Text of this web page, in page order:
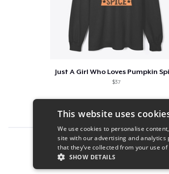
Just A Girl Who Loves Pumpkin
$37
Report this product
This website uses
We use cookies to personalise
site with our advertising and
that they’ve collected from your use
SHOW DETAILS